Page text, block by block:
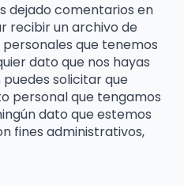
dejado comentarios en
recibir un archivo de
que tenemos
dato que nos hayas
solicitar que
personal que tengamos
dato que estemos
fines administrativos,